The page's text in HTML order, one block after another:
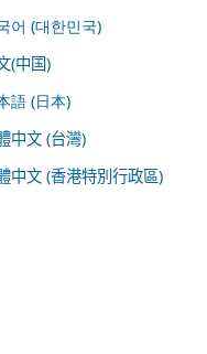
어 (대한민국)
(中国)
語 (日本)
中文 (台灣)
中文 (香港特別行政區)